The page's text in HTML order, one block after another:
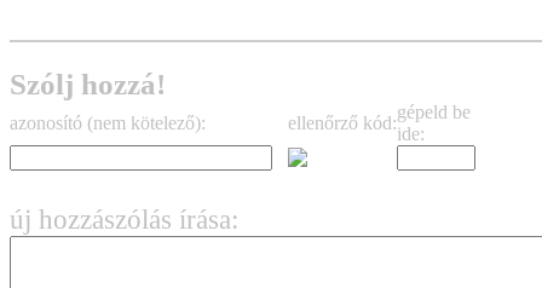
Szólj hozzá!
azonosító (nem kötelező): ellenőrző kód:
gépeld be
ide:
új hozzászólás írása: